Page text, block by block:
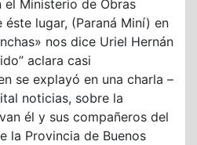
el Ministerio de Obras
éste lugar, (Paraná Miní) en
nos dice Uriel Hernán
aclara casi
se explayó en una charla –
noticias, sobre la
él y sus compañeros del
la Provincia de Buenos